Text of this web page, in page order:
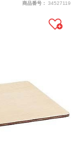
商品番号： 34527119